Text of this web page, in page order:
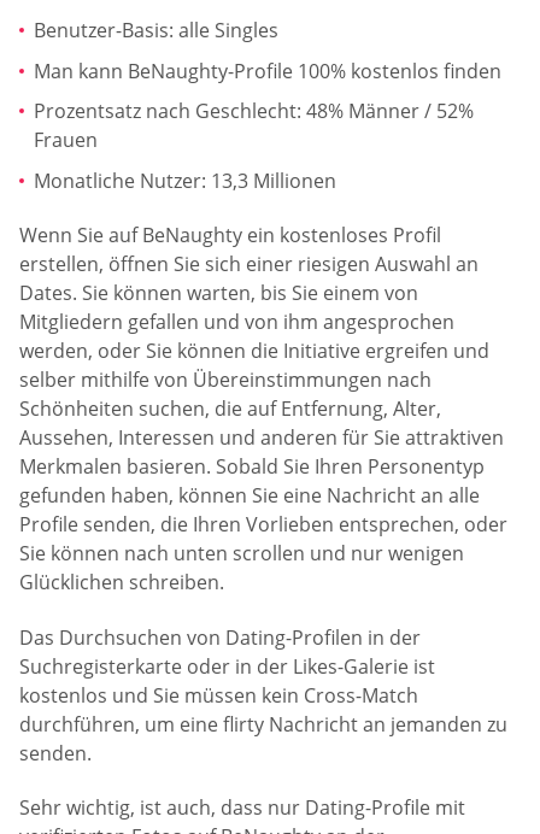
Benutzer-Basis: alle Singles
Man kann BeNaughty-Profile 100% kostenlos finden
Prozentsatz nach Geschlecht: 48% Männer / 52%
Frauen
Monatliche Nutzer: 13,3 Millionen
Wenn Sie auf BeNaughty ein kostenloses Profil
erstellen, öffnen Sie sich einer riesigen Auswahl an
Dates. Sie können warten, bis Sie einem von
Mitgliedern gefallen und von ihm angesprochen
werden, oder Sie können die Initiative ergreifen und
selber mithilfe von Übereinstimmungen nach
Schönheiten suchen, die auf Entfernung, Alter,
Aussehen, Interessen und anderen für Sie attraktiven
Merkmalen basieren. Sobald Sie Ihren Personentyp
gefunden haben, können Sie eine Nachricht an alle
Profile senden, die Ihren Vorlieben entsprechen, oder
Sie können nach unten scrollen und nur wenigen
Glücklichen schreiben.
Das Durchsuchen von Dating-Profilen in der
Suchregisterkarte oder in der Likes-Galerie ist
kostenlos und Sie müssen kein Cross-Match
durchführen, um eine flirty Nachricht an jemanden zu
senden.
Sehr wichtig, ist auch, dass nur Dating-Profile mit